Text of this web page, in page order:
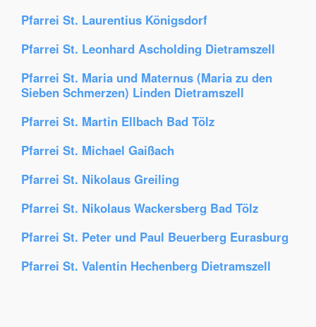
Pfarrei St. Laurentius Königsdorf
Pfarrei St. Leonhard Ascholding Dietramszell
Pfarrei St. Maria und Maternus (Maria zu den
Sieben Schmerzen) Linden Dietramszell
Pfarrei St. Martin Ellbach Bad Tölz
Pfarrei St. Michael Gaißach
Pfarrei St. Nikolaus Greiling
Pfarrei St. Nikolaus Wackersberg Bad Tölz
Pfarrei St. Peter und Paul Beuerberg Eurasburg
Pfarrei St. Valentin Hechenberg Dietramszell